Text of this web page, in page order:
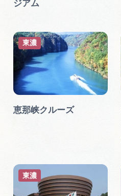
ジアム
恵那峡クルーズ
東濃
東濃